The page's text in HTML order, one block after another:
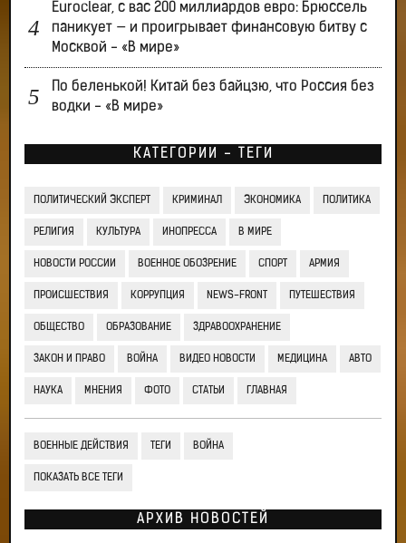
Euroclear, с вас 200 миллиардов евро: Брюссель
паникует — и проигрывает финансовую битву с
Москвой - «В мире»
По беленькой! Китай без байцзю, что Россия без
водки - «В мире»
КАТЕГОРИИ - ТЕГИ
ПОЛИТИЧЕСКИЙ ЭКСПЕРТ КРИМИНАЛ ЭКОНОМИКА ПОЛИТИКА
РЕЛИГИЯ КУЛЬТУРА ИНОПРЕССА В МИРЕ
НОВОСТИ РОССИИ ВОЕННОЕ ОБОЗРЕНИЕ СПОРТ АРМИЯ
ПРОИСШЕСТВИЯ КОРРУПЦИЯ NEWS-FRONT ПУТЕШЕСТВИЯ
ОБЩЕСТВО ОБРАЗОВАНИЕ ЗДРАВООХРАНЕНИЕ
ЗАКОН И ПРАВО ВОЙНА ВИДЕО НОВОСТИ МЕДИЦИНА АВТО
НАУКА МНЕНИЯ ФОТО СТАТЬИ ГЛАВНАЯ
ВОЕННЫЕ ДЕЙСТВИЯ ТЕГИ ВОЙНА
ПОКАЗАТЬ ВСЕ ТЕГИ
АРХИВ НОВОСТЕЙ